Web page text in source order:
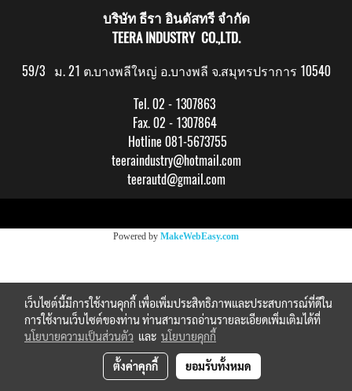
บริษัท ธีรา อินดัสทรี จำกัด
TEERA INDUSTRY CO.,LTD.
59/3 ม. 21 ต.บางพลีใหญ่ อ.บางพลี จ.สมุทรปราการ 10540
Tel. 02 - 1307863
Fax. 02 - 1307864
Hotline 081-5673755
teeraindustry@hotmail.com
teerautd@gmail.com
Powered by MakeWebEasy.com
เว็บไซต์นี้มีการใช้งานคุกกี้ เพื่อเพิ่มประสิทธิภาพและประสบการณ์ที่ดีใน
การใช้งานเว็บไซต์ของท่าน ท่านสามารถอ่านรายละเอียดเพิ่มเติมได้ที่
นโยบายความเป็นส่วนตัว และ นโยบายคุกกี้
ตั้งค่าคุกกี้ ยอมรับทั้งหมด